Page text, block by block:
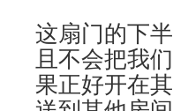
这扇门的下
且不会把我
果正好开在